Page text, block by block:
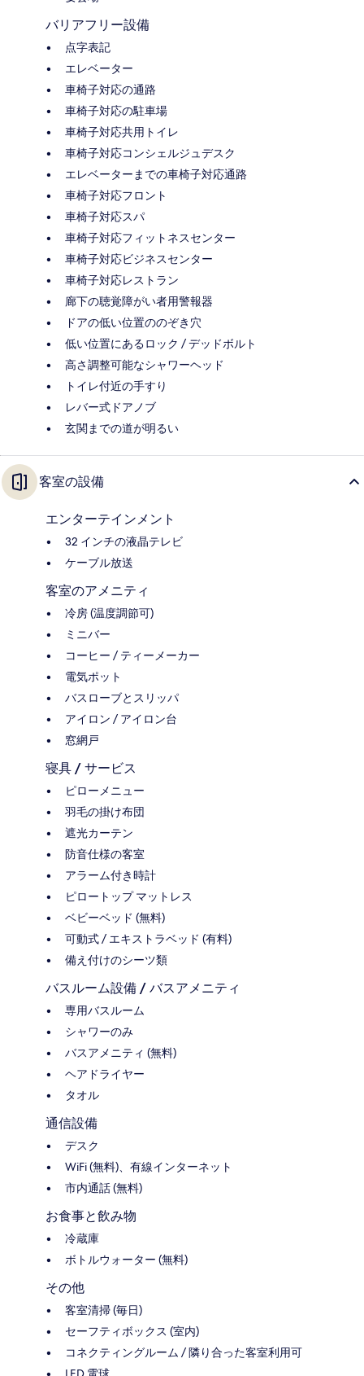
バリアフリー設備
点字表記
エレベーター
車椅子対応の通路
車椅子対応の駐車場
車椅子対応共用トイレ
車椅子対応コンシェルジュデスク
エレベーターまでの車椅子対応通路
車椅子対応フロント
車椅子対応スパ
車椅子対応フィットネスセンター
車椅子対応ビジネスセンター
車椅子対応レストラン
廊下の聴覚障がい者用警報器
ドアの低い位置ののぞき穴
低い位置にあるロック / デッドボルト
高さ調整可能なシャワーヘッド
トイレ付近の手すり
レバー式ドアノブ
玄関までの道が明るい
客室の設備
エンターテインメント
32 インチの液晶テレビ
ケーブル放送
客室のアメニティ
冷房 (温度調節可)
ミニバー
コーヒー / ティーメーカー
電気ポット
バスローブとスリッパ
アイロン / アイロン台
窓網戸
寝具 / サービス
ピローメニュー
羽毛の掛け布団
遮光カーテン
防音仕様の客室
アラーム付き時計
ピロートップ マットレス
ベビーベッド (無料)
可動式 / エキストラベッド (有料)
備え付けのシーツ類
バスルーム設備 / バスアメニティ
専用バスルーム
シャワーのみ
バスアメニティ (無料)
ヘアドライヤー
タオル
通信設備
デスク
WiFi (無料)、有線インターネット
市内通話 (無料)
お食事と飲み物
冷蔵庫
ボトルウォーター (無料)
その他
客室清掃 (毎日)
セーフティボックス (室内)
コネクティングルーム / 隣り合った客室利用可